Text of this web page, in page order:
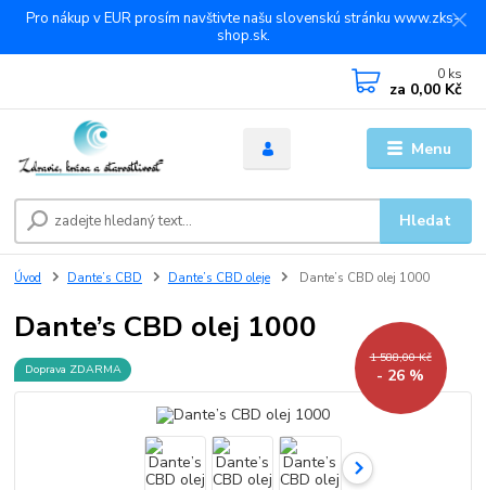
Pro nákup v EUR prosím navštivte našu slovenskú stránku www.zks-
shop.sk.
Menu
Hledat
0 ks
za 0,00 Kč
Úvod Dante’s CBD Dante’s CBD oleje Dante’s CBD olej 1000
Dante’s CBD olej 1000
Doprava ZDARMA
1 588,00 Kč
- 26 %